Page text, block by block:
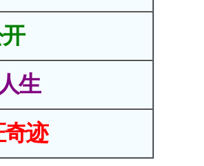
生
迹